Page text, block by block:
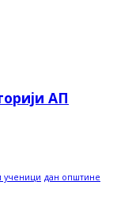
АП
ученици дан општине